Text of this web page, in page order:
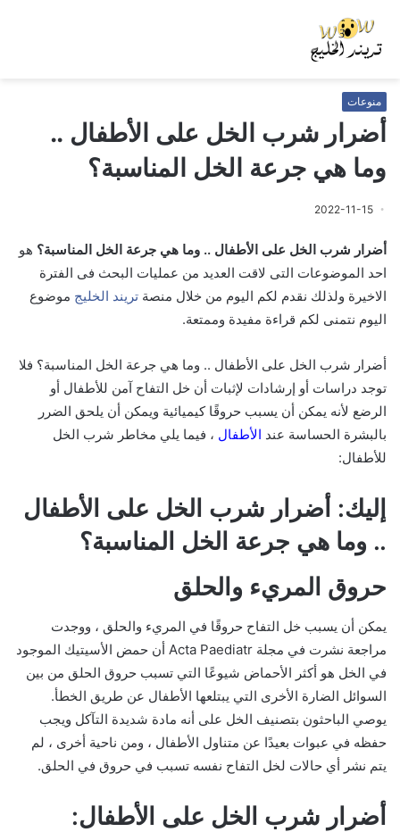
منوعات
أضرار شرب الخل على الأطفال ..
وما هي جرعة الخل المناسبة؟
2022-11-15
أضرار شرب الخل على الأطفال .. وما هي جرعة الخل المناسبة؟ هو
احد الموضوعات التى لاقت العديد من عمليات البحث فى الفترة
الاخيرة ولذلك نقدم لكم اليوم من خلال منصة تريند الخليج موضوع
اليوم نتمنى لكم قراءة مفيدة وممتعة.
أضرار شرب الخل على الأطفال .. وما هي جرعة الخل المناسبة؟ فلا
توجد دراسات أو إرشادات لإثبات أن خل التفاح آمن للأطفال أو
الرضع لأنه يمكن أن يسبب حروقًا كيميائية ويمكن أن يلحق الضرر
بالبشرة الحساسة عند الأطفال ، فيما يلي مخاطر شرب الخل
للأطفال:
إليك: أضرار شرب الخل على الأطفال
.. وما هي جرعة الخل المناسبة؟
حروق المريء والحلق
يمكن أن يسبب خل التفاح حروقًا في المريء والحلق ، ووجدت
مراجعة نشرت في مجلة Acta Paediatr أن حمض الأسيتيك الموجود
في الخل هو أكثر الأحماض شيوعًا التي تسبب حروق الحلق من بين
السوائل الضارة الأخرى التي يبتلعها الأطفال عن طريق الخطأ.
يوصي الباحثون بتصنيف الخل على أنه مادة شديدة التآكل ويجب
حفظه في عبوات بعيدًا عن متناول الأطفال ، ومن ناحية أخرى ، لم
يتم نشر أي حالات لخل التفاح نفسه تسبب في حروق في الحلق.
أضرار شرب الخل على الأطفال: